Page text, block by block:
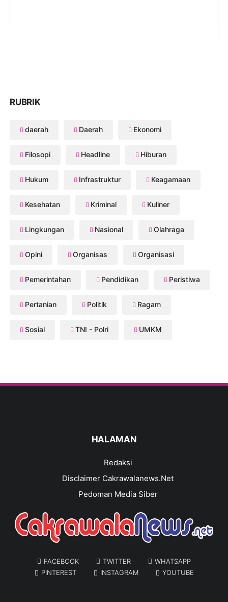
RUBRIK
daerah Daerah Ekonomi
Filosopi Headline Hiburan
Hukum Infrastruktur Keagamaan
Kesehatan Kriminal Kuliner
Lingkungan Nasional Olahraga
Opini Organisas Organisasi
Pemerintahan Pendidikan Peristiwa
Pertanian Politik Ragam
Sosial TNI - Polri UMKM
HALAMAN
Redaksi
Disclaimer Cakrawalanews.Net
Pedoman Media Siber
FACEBOOK TWITTER
WHATSAPP
PINTEREST
INSTAGRAM YOUTUBE